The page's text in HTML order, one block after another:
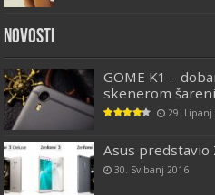
Novosti
GOME K1 –
skenerom
29. Lipanj
Asus predstavio
30. Svibanj 2016